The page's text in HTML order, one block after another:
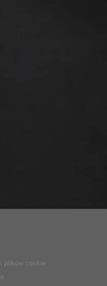
plików cookie